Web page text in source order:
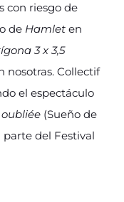
con riesgo de
de Hamlet en
3 x 3,5
nosotras. Collectif
el espectáculo
oubliée (Sueño de
del Festival